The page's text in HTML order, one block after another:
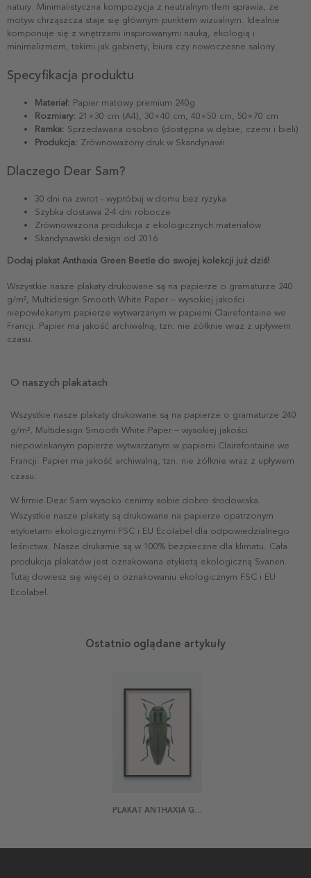
natury. Minimalistyczna kompozycja z neutralnym tłem sprawia, że
motyw chrząszcza staje się głównym punktem wizualnym. Idealnie
komponuje się z wnętrzami inspirowanymi nauką, ekologią i
minimalizmem, takimi jak gabinety, biura czy nowoczesne salony.
Specyfikacja produktu
Materiał: Papier matowy premium 240g
Rozmiary: 21×30 cm (A4), 30×40 cm, 40×50 cm, 50×70 cm
Ramka: Sprzedawana osobno (dostępna w dębie, czerni i bieli)
Produkcja: Zrównoważony druk w Skandynawii
Dlaczego Dear Sam?
30 dni na zwrot - wypróbuj w domu bez ryzyka
Szybka dostawa 2-4 dni robocze
Zrównoważona produkcja z ekologicznych materiałów
Skandynawski design od 2016
Dodaj plakat Anthaxia Green Beetle do swojej kolekcji już dziś!
Wszystkie nasze plakaty drukowane są na papierze o gramaturze 240
g/m², Multidesign Smooth White Paper – wysokiej jakości
niepowlekanym papierze wytwarzanym w papierni Clairefontaine we
Francji. Papier ma jakość archiwalną, tzn. nie żółknie wraz z upływem
czasu.
O naszych plakatach
Wszystkie nasze plakaty drukowane są na papierze o gramaturze 240
g/m², Multidesign Smooth White Paper – wysokiej jakości
niepowlekanym papierze wytwarzanym w papierni Clairefontaine we
Francji. Papier ma jakość archiwalną, tzn. nie żółknie wraz z upływem
czasu.
W firmie Dear Sam wysoko cenimy sobie dobro środowiska.
Wszystkie nasze plakaty są drukowane na papierze opatrzonym
etykietami ekologicznymi FSC i EU Ecolabel dla odpowiedzialnego
leśnictwa. Nasze drukarnie są w 100% bezpieczne dla klimatu. Cała
produkcja plakatów jest oznakowana etykietą ekologiczną Svanen.
Tutaj dowiesz się więcej o oznakowaniu ekologicznym FSC i EU
Ecolabel.
Ostatnio oglądane artykuły
PLAKAT ANTHAXIA GREEN BEETLE